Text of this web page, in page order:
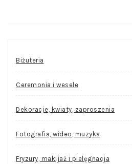
Biżuteria
Ceremonia i wesele
Dekoracje, kwiaty, zaproszenia
Fotografia, wideo, muzyka
Fryzury, makijaż i pielęgnacja